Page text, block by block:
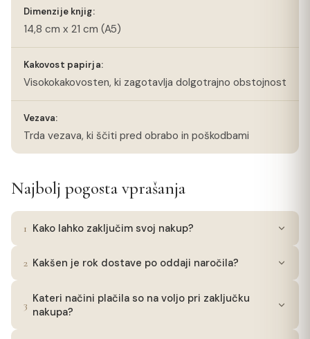
Dimenzije knjig:
14,8 cm x 21 cm (A5)
Kakovost papirja:
Visokokakovosten, ki zagotavlja dolgotrajno obstojnost
Vezava:
Trda vezava, ki ščiti pred obrabo in poškodbami
Najbolj pogosta vprašanja
1 Kako lahko zaključim svoj nakup?
izberete to. Ko določite količino, uporabite gumb
naročniške košarice. V košarici imate pri nekaterih
produktih možnost prilagoditi količino, če se
2 Kakšen je rok dostave po oddaji naročila?
najkrajšem možnem času, običajno prispe v roku
dveh do treh delovnih dni. Vedno se trudimo
3 Kateri načini plačila so na voljo pri zaključku
nakupa?